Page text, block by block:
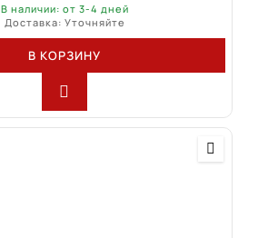
В наличии: от 3-4 дней
Доставка: Уточняйте
В КОРЗИНУ